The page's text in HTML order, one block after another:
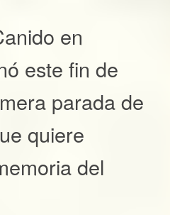
en
este fin de
parada de
quiere
del